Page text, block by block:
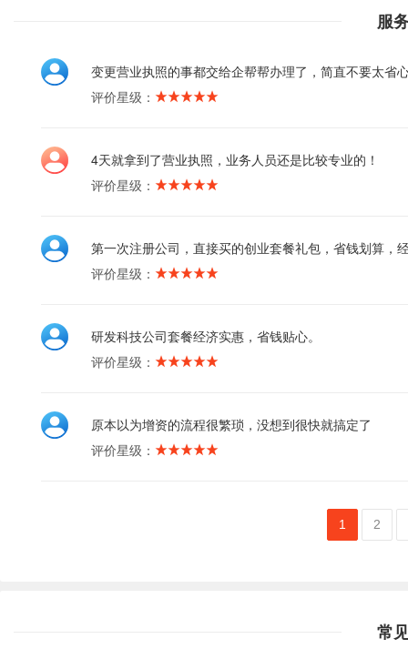
服
变更营业执照的事都交给企帮帮办理了，简直不要太省
评价星级：
4天就拿到了营业执照，业务人员还是比较专业的！
评价星级：
第一次注册公司，直接买的创业套餐礼包，省钱划算，
评价星级：
研发科技公司套餐经济实惠，省钱贴心。
评价星级：
原本以为增资的流程很繁琐，没想到很快就搞定了
评价星级：
1 2
常